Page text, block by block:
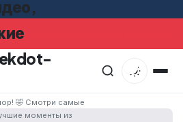
заметил привлекательную
🤣 Смотри самые
моменты из